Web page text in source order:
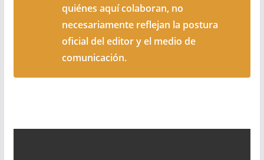
quiénes aquí colaboran, no
necesariamente reflejan la postura
oficial del editor y el medio de
comunicación.